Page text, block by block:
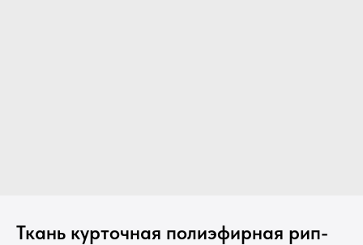
Ткань курточная полиэфирная рип-